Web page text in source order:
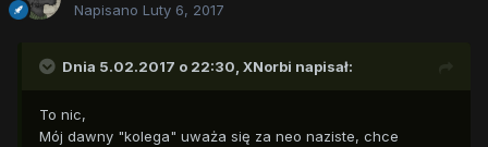
Napisano Luty 6, 2017
Dnia 5.02.2017 o 22:30, XNorbi napisał:
To nic,
Mój dawny "kolega" uważa się za neo naziste, chce